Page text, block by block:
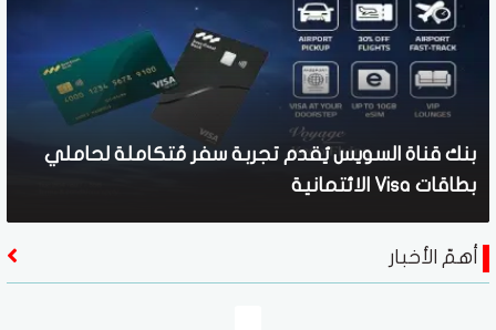
بنك قناة السويس يُقدم تجربة سفر مُتكاملة لحاملي
بطاقات Visa الائتمانية
أهمّ الأخبار